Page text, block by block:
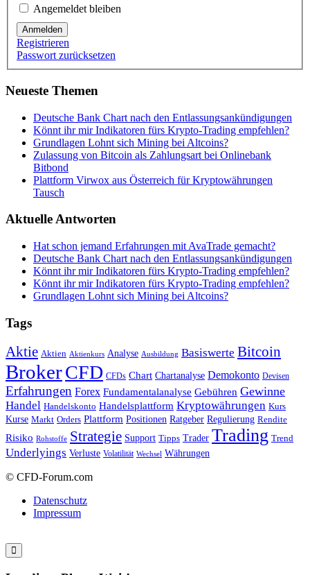
Angemeldet bleiben
Anmelden
Registrieren
Passwort zurücksetzen
Neueste Themen
Deutsche Bank Chart nach den Entlassungsankündigungen
Könnt ihr mir Indikatoren fürs Krypto-Trading empfehlen?
Grundlagen Lohnt sich Mining bei Altcoins?
Zulassung von Bitcoin als Zahlungsart bei Onlinebank
Bitbond
Plattform Virwox aus Österreich für Kryptowährungen
Tausch
Aktuelle Antworten
Hat schon jemand Erfahrungen mit AvaTrade gemacht?
Deutsche Bank Chart nach den Entlassungsankündigungen
Könnt ihr mir Indikatoren fürs Krypto-Trading empfehlen?
Könnt ihr mir Indikatoren fürs Krypto-Trading empfehlen?
Grundlagen Lohnt sich Mining bei Altcoins?
Tags
Aktie Aktien Aktienkurs Analyse Ausbildung Basiswerte Bitcoin
BrokerCFD CFDs Chart Chartanalyse Demokonto Devisen
Erfahrungen Forex Fundamentalanalyse Gebühren Gewinne
Handel Handelskonto Handelsplattform Kryptowährungen Kurs
Kurse Markt Orders Plattform Positionen Ratgeber Regulierung Rendite
Risiko Rohstoffe Strategie Support Tipps Trader Trading Trend
Underlyings Verluste Volatilität Wechsel Währungen
© CFD-Forum.com
Datenschutz
Impressum